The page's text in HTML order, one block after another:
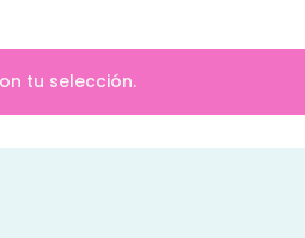
tu selección.